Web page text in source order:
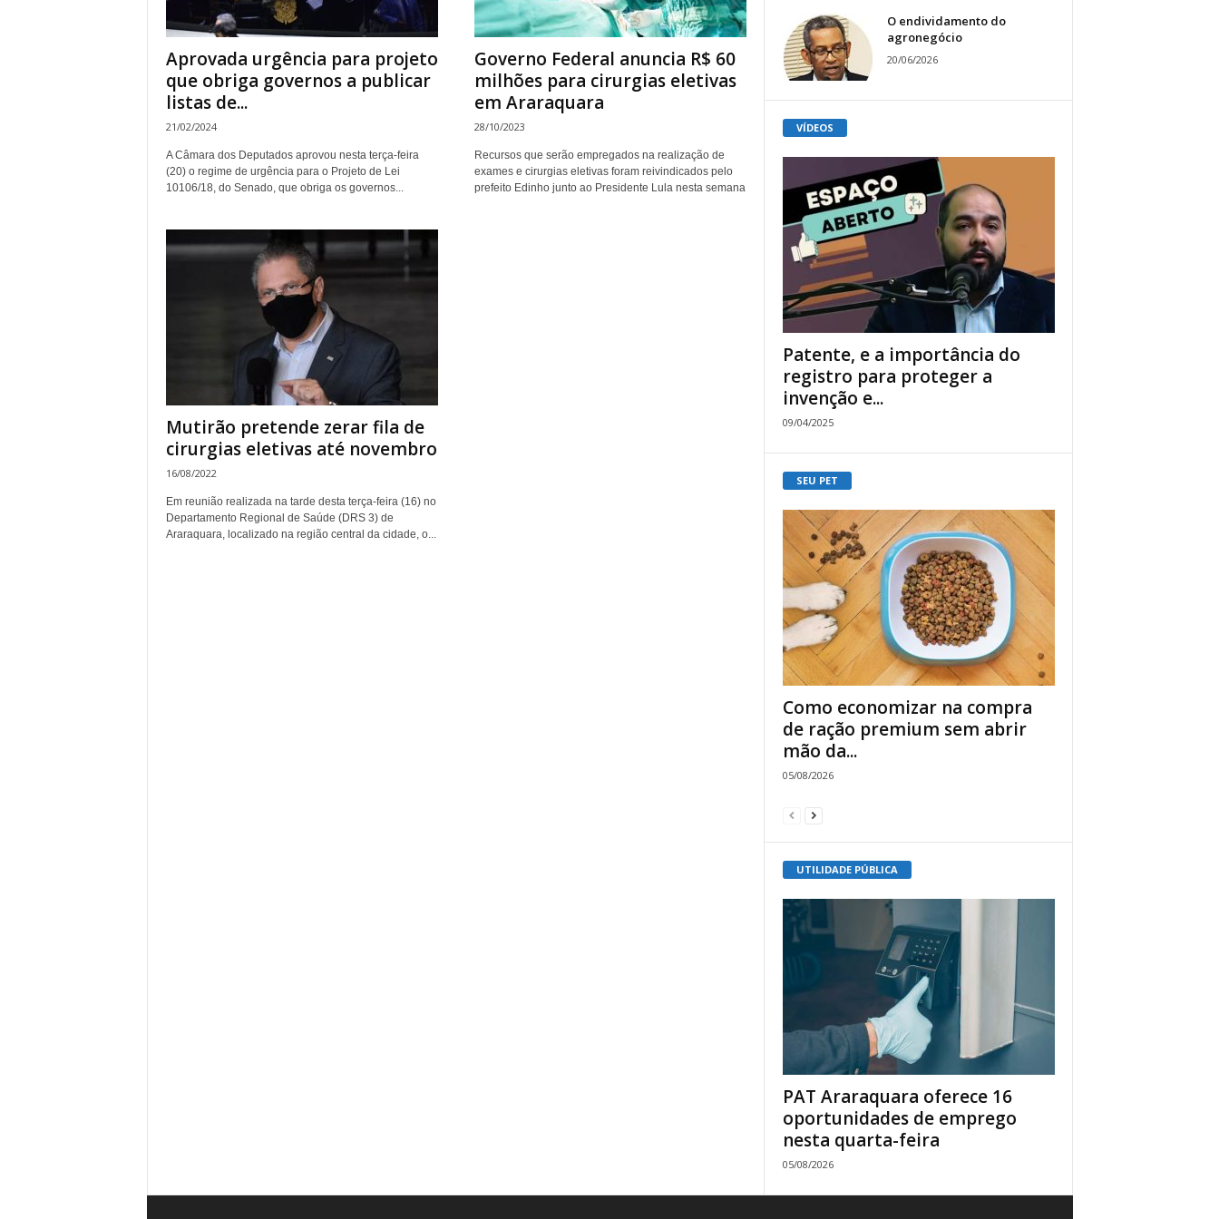
Aprovada urgência para projeto
que obriga governos a publicar
listas de...
21/02/2024
A Câmara dos Deputados aprovou nesta terça-feira
(20) o regime de urgência para o Projeto de Lei
10106/18, do Senado, que obriga os governos...
Governo Federal anuncia R$ 60
milhões para cirurgias eletivas
em Araraquara
28/10/2023
Recursos que serão empregados na realização de
exames e cirurgias eletivas foram reivindicados pelo
prefeito Edinho junto ao Presidente Lula nesta semana
Mutirão pretende zerar fila de
cirurgias eletivas até novembro
16/08/2022
Em reunião realizada na tarde desta terça-feira (16) no
Departamento Regional de Saúde (DRS 3) de
Araraquara, localizado na região central da cidade, o...
O endividamento do
agronegócio
20/06/2026
VÍDEOS
Patente, e a importância do
registro para proteger a
invenção e...
09/04/2025
SEU PET
Como economizar na compra
de ração premium sem abrir
mão da...
05/08/2026
UTILIDADE PÚBLICA
PAT Araraquara oferece 16
oportunidades de emprego
nesta quarta-feira
05/08/2026